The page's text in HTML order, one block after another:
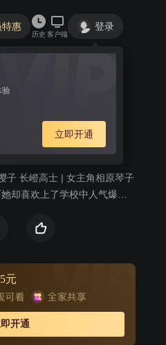
特惠
历史 客户端
登录
验
立即开通
子 长嶝高士 | 女主角相原琴子
却喜欢上了学校中人气爆棚
元
开通